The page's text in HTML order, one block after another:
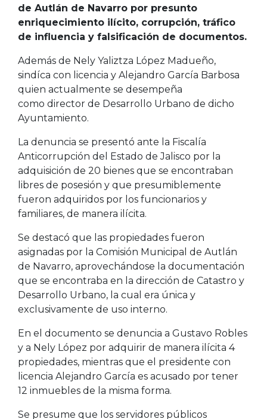
de Autlán de Navarro por presunto
enriquecimiento ilícito, corrupción, tráfico
de influencia y falsificación de documentos.
Además de Nely Yaliztza López Madueño,
sindíca con licencia y Alejandro García Barbosa
quien actualmente se desempeña
como director de Desarrollo Urbano de dicho
Ayuntamiento.
La denuncia se presentó ante la Fiscalía
Anticorrupción del Estado de Jalisco por la
adquisición de 20 bienes que se encontraban
libres de posesión y que presumiblemente
fueron adquiridos por los funcionarios y
familiares, de manera ilícita.
Se destacó que las propiedades fueron
asignadas por la Comisión Municipal de Autlán
de Navarro, aprovechándose la documentación
que se encontraba en la dirección de Catastro y
Desarrollo Urbano, la cual era única y
exclusivamente de uso interno.
En el documento se denuncia a Gustavo Robles
y a Nely López por adquirir de manera ilícita 4
propiedades, mientras que el presidente con
licencia Alejandro García es acusado por tener
12 inmuebles de la misma forma.
Se presume que los servidores públicos